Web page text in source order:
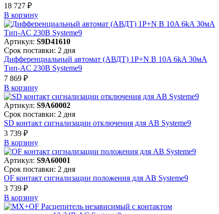
18 727 ₽
В корзинy
Артикул: S9D41610
Срок поставки: 2 дня
Дифференциальный автомат (АВДТ) 1P+N B 10A 6kA 30мА
Тип-AC 230В Systeme9
7 869 ₽
В корзинy
Артикул: S9A60002
Срок поставки: 2 дня
SD контакт сигнализации отключения для АВ Systeme9
3 739 ₽
В корзинy
Артикул: S9A60001
Срок поставки: 2 дня
OF контакт сигнализации положения для АВ Systeme9
3 739 ₽
В корзинy